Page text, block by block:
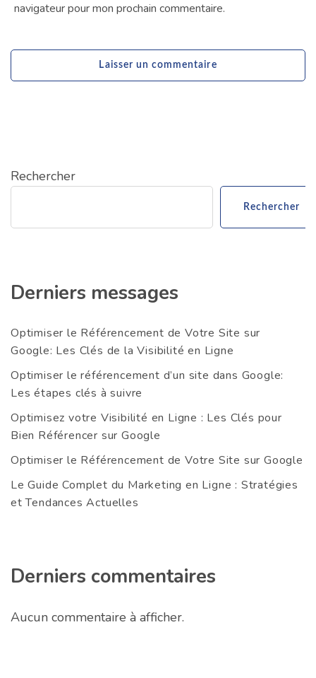
navigateur pour mon prochain commentaire.
Rechercher
Rechercher
Derniers messages
Optimiser le Référencement de Votre Site sur
Google: Les Clés de la Visibilité en Ligne
Optimiser le référencement d’un site dans Google:
Les étapes clés à suivre
Optimisez votre Visibilité en Ligne : Les Clés pour
Bien Référencer sur Google
Optimiser le Référencement de Votre Site sur Google
Le Guide Complet du Marketing en Ligne : Stratégies
et Tendances Actuelles
Derniers commentaires
Aucun commentaire à afficher.